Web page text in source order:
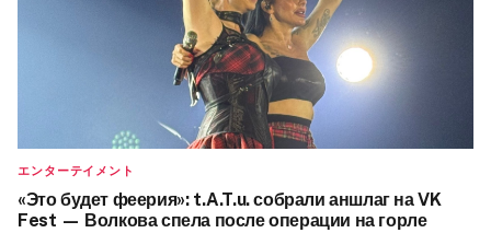
エンターテイメント
«Это будет феерия»: t.A.T.u. собрали аншлаг на VK
Fest — Волкова спела после операции на горле